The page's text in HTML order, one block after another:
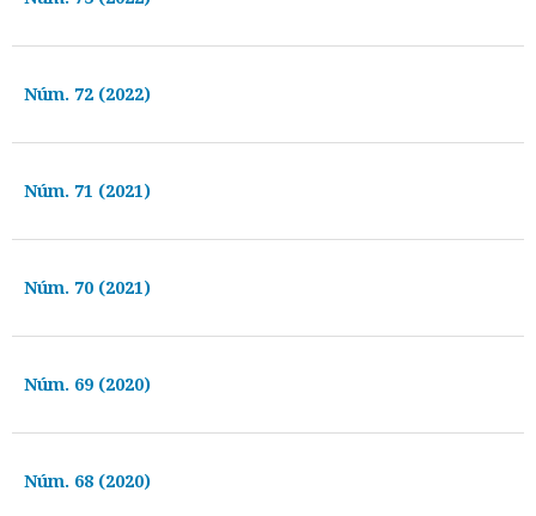
Núm. 72 (2022)
Núm. 71 (2021)
Núm. 70 (2021)
Núm. 69 (2020)
Núm. 68 (2020)